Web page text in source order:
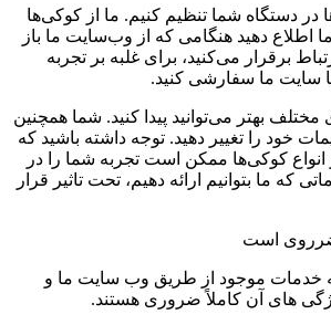
دستگاه شما تنظیم کنیم. ما از کوکی‌ها
ما اطلاع دهید هنگامی که از وب‌سایت ما باز
برقرار می‌کنید، برای غلبه بر تجربه
سایت ما سفارشی کنید.
بهتر می‌توانید پیدا کنید. شما همچنین
خود را تغییر دهید. توجه داشته باشید که
کوکی‌ها ممکن است تجربه شما را در
که ما بتوانیم ارائه دهیم، تحت تاثیر قرار
است
خدمات موجود از طریق وب سایت ما و
های آن کاملاً ضروری هستند.